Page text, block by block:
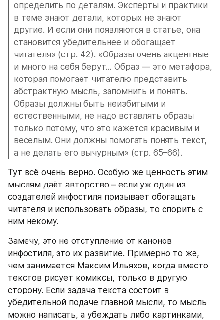
определить по деталям. Эксперты и практики
в теме знают детали, которых не знают
другие. И если они появляются в статье, она
становится убедительнее и обогащает
читателя» (стр. 42). «Образы очень акцентные
и много на себя берут… Образ — это метафора,
которая помогает читателю представить
абстрактную мысль, запомнить и понять.
Образы должны быть неизбитыми и
естественными, не надо вставлять образы
только потому, что это кажется красивым и
веселым. Они должны помогать понять текст,
а не делать его вычурным» (стр. 65–66).
Тут всё очень верно. Особую же ценность этим
мыслям даёт авторство – если уж один из
создателей инфостиля призывает обогащать
читателя и использовать образы, то спорить с
ним некому.
Замечу, это не отступление от канонов
инфостиля, это их развитие. Примерно то же,
чем занимается Максим Ильяхов, когда вместо
текстов рисует комиксы, только в другую
сторону. Если задача текста состоит в
убедительной подаче главной мысли, то мысль
можно написать, а убеждать либо картинками,